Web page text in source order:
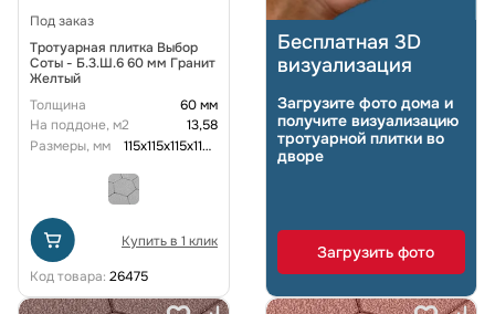
Под заказ
Тротуарная плитка Выбор
Соты - Б.3.Ш.6 60 мм Гранит
Желтый
Толщина
60 мм
На поддоне, м2
13,58
Размеры, мм
115x115x115x115x115x115x60
Купить в 1 клик
Код товара: 26475
Бесплатная 3D
визуализация
Загрузите фото дома и
получите визуализацию
тротуарной плитки во
дворе
Загрузить фото